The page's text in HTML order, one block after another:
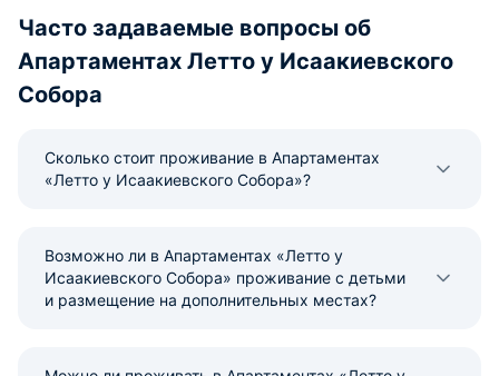
Часто задаваемые вопросы об
Апартаментах Летто у Исаакиевского
Собора
Сколько стоит проживание в Апартаментах
«Летто у Исаакиевского Собора»?
Возможно ли в Апартаментах «Летто у
Исаакиевского Собора» проживание с детьми
и размещение на дополнительных местах?